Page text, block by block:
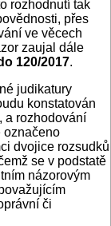
rozhodnutí tak
přes
ve věcech
zaujal dále
120/2017.
judikatury
konstatován
a rozhodování
označeno
dvojice rozsudků
se v podstatě
názorovým
či